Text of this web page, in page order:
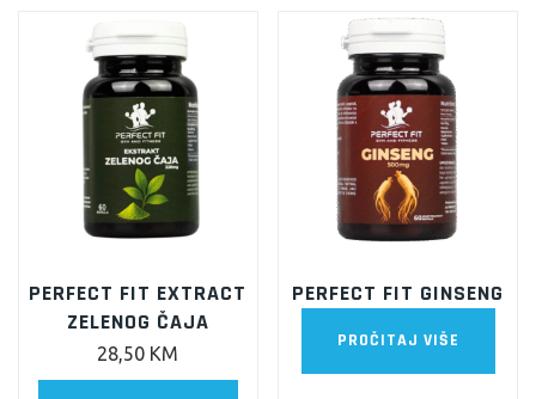
PERFECT FIT EXTRACT
ZELENOG ČAJA
28,50 KM
PERFECT FIT GINSENG
PROČITAJ VIŠE